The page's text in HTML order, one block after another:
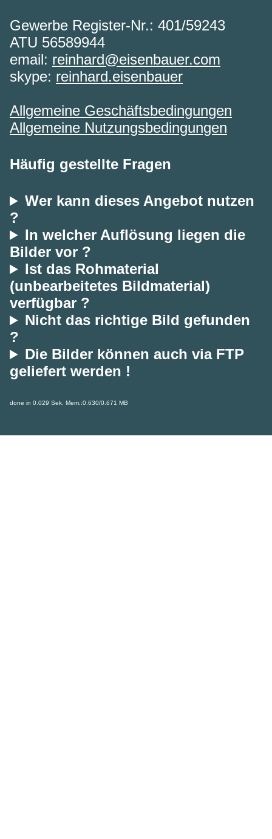
Gewerbe Register-Nr.: 401/59243
ATU 56589944
email: reinhard@eisenbauer.com
skype: reinhard.eisenbauer
Allgemeine Geschäftsbedingungen
Allgemeine Nutzungsbedingungen
Häufig gestellte Fragen
Wer kann dieses Angebot nutzen
?
In welcher Auflösung liegen die
Bilder vor ?
Ist das Rohmaterial
(unbearbeitetes Bildmaterial)
verfügbar ?
Nicht das richtige Bild gefunden
?
Die Bilder können auch via FTP
geliefert werden !
done in 0.029 Sek. Mem.:0.630/0.671 MB